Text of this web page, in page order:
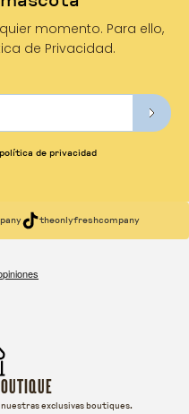
momento. Para ello,
de Privacidad.
de privacidad
theonlyfreshcompany
exclusivas boutiques.